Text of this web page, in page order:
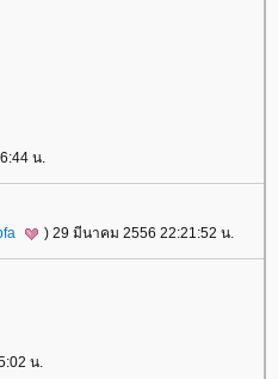
น.
) 29 มีนาคม 2556 22:21:52 น.
น.